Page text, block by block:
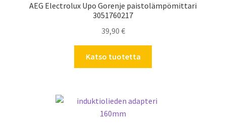
AEG Electrolux Upo Gorenje paistolämpömittari
3051760217
39,90 €
Katso tuotetta